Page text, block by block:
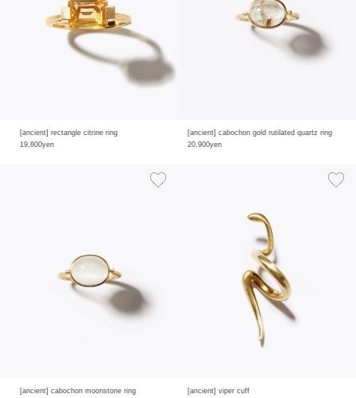
[ancient] rectangle citrine ring
19,800yen
[ancient] cabochon gold rutilated quartz ring
20,900yen
[ancient] cabochon moonstone ring
[ancient] viper cuff